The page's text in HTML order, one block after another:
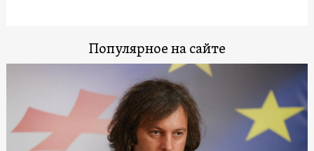
Популярное на сайте